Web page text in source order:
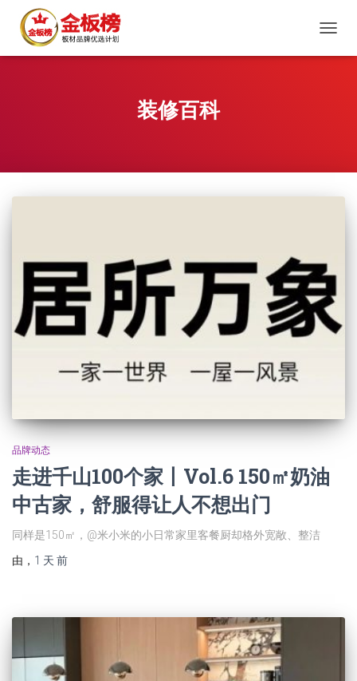
换
装修百科
品牌动态
走进千山100个家丨Vol.6 150㎡奶油
中古家，舒服得让人不想出门
同样是150㎡，@米小米的小日常家里客餐厨却格外宽敞、整洁
由 ， 1 天 前